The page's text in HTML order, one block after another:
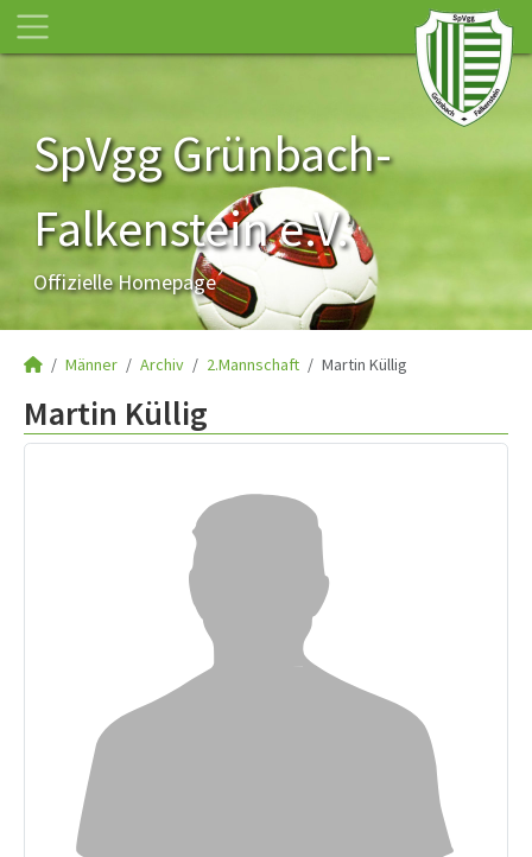
SpVgg Grünbach-
Falkenstein e.V.
Offizielle Homepage
Männer Archiv 2.Mannschaft Martin Küllig
Martin Küllig